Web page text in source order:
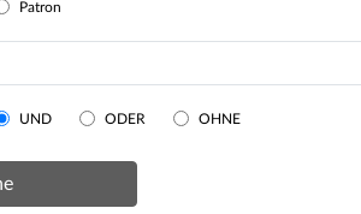
Patron
UND ODER OHNE